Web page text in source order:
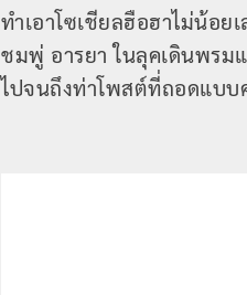
ทำเอาโซเชียลฮือฮาไม่น้อ
ชมพู่ อารยา ในลุคเดินพรม
ไปจนถึงท่าโพสต์ที่ถอดแบบ